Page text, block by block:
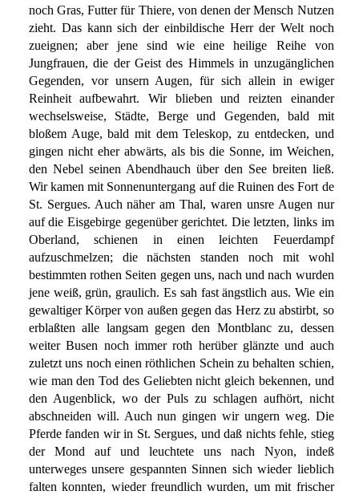
noch Gras, Futter für Thiere, von denen der Mensch Nutzen
zieht. Das kann sich der einbildische Herr der Welt noch
zueignen; aber jene sind wie eine heilige Reihe von
Jungfrauen, die der Geist des Himmels in unzugänglichen
Gegenden, vor unsern Augen, für sich allein in ewiger
Reinheit aufbewahrt. Wir blieben und reizten einander
wechselsweise, Städte, Berge und Gegenden, bald mit
bloßem Auge, bald mit dem Teleskop, zu entdecken, und
gingen nicht eher abwärts, als bis die Sonne, im Weichen,
den Nebel seinen Abendhauch über den See breiten ließ.
Wir kamen mit Sonnenuntergang auf die Ruinen des Fort de
St. Sergues. Auch näher am Thal, waren unsre Augen nur
auf die Eisgebirge gegenüber gerichtet. Die letzten, links im
Oberland, schienen in einen leichten Feuerdampf
aufzuschmelzen; die nächsten standen noch mit wohl
bestimmten rothen Seiten gegen uns, nach und nach wurden
jene weiß, grün, graulich. Es sah fast ängstlich aus. Wie ein
gewaltiger Körper von außen gegen das Herz zu abstirbt, so
erblaßten alle langsam gegen den Montblanc zu, dessen
weiter Busen noch immer roth herüber glänzte und auch
zuletzt uns noch einen röthlichen Schein zu behalten schien,
wie man den Tod des Geliebten nicht gleich bekennen, und
den Augenblick, wo der Puls zu schlagen aufhört, nicht
abschneiden will. Auch nun gingen wir ungern weg. Die
Pferde fanden wir in St. Sergues, und daß nichts fehle, stieg
der Mond auf und leuchtete uns nach Nyon, indeß
unterweges unsere gespannten Sinnen sich wieder lieblich
falten konnten, wieder freundlich wurden, um mit frischer